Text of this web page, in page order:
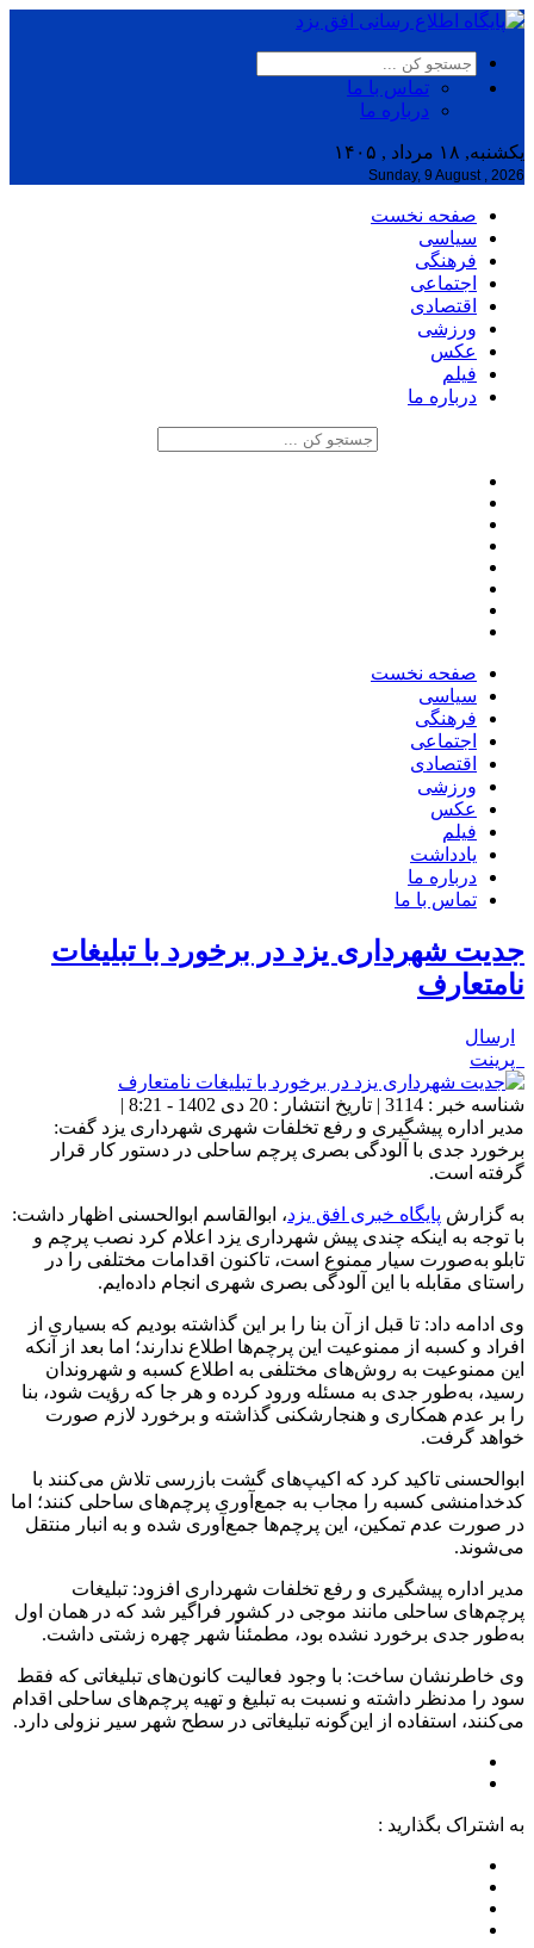
تماس با ما
درباره ما
یکشنبه, ۱۸ مرداد , ۱۴۰۵
Sunday, 9 August , 2026
صفحه نخست
سیاسی
فرهنگی
اجتماعی
اقتصادی
ورزشی
عکس
فیلم
درباره ما
صفحه نخست
سیاسی
فرهنگی
اجتماعی
اقتصادی
ورزشی
عکس
فیلم
یادداشت
درباره ما
تماس با ما
جدیت شهرداری یزد در برخورد با تبلیغات
نامتعارف
ارسال
پرینت
شناسه خبر : 3114 | تاریخ انتشار : 20 دی 1402 - 8:21 |
مدیر اداره پیشگیری و رفع تخلفات شهری شهرداری یزد گفت:
برخورد جدی با آلودگی بصری پرچم ساحلی در دستور کار قرار
گرفته است.
به گزارش پایگاه خبری افق یزد، ابوالقاسم ابوالحسنی اظهار داشت:
با توجه به اینکه چندی پیش شهرداری یزد اعلام کرد نصب پرچم و
تابلو به‌صورت سیار ممنوع است، تاکنون اقدامات مختلفی را در
راستای مقابله با این آلودگی بصری شهری انجام داده‌ایم.
وی ادامه داد: تا قبل از آن بنا را بر این گذاشته بودیم که بسیاری از
افراد و کسبه از ممنوعیت این پرچم‌ها اطلاع ندارند؛ اما بعد از آنکه
این ممنوعیت به روش‌های مختلفی به اطلاع کسبه و شهروندان
رسید، به‌طور جدی به مسئله ورود کرده و هر جا که رؤیت شود، بنا
را بر عدم همکاری و هنجارشکنی گذاشته و برخورد لازم صورت
خواهد گرفت.
ابوالحسنی تاکید کرد که اکیپ‌های گشت بازرسی تلاش می‌کنند با
کدخدامنشی کسبه را مجاب به جمع‌آوری پرچم‌های ساحلی کنند؛ اما
در صورت عدم تمکین، این پرچم‌ها جمع‌آوری شده و به انبار منتقل
می‌شوند.
مدیر اداره پیشگیری و رفع تخلفات شهرداری افزود: تبلیغات
پرچم‌های ساحلی مانند موجی در کشور فراگیر شد که در همان اول
به‌طور جدی برخورد نشده بود، مطمئناً شهر چهره زشتی داشت.
وی خاطرنشان ساخت: با وجود فعالیت کانون‌های تبلیغاتی که فقط
سود را مدنظر داشته و نسبت به تبلیغ و تهیه پرچم‌های ساحلی اقدام
می‌کنند، استفاده از این‌گونه تبلیغاتی در سطح شهر سیر نزولی دارد.
به اشتراک بگذارید :